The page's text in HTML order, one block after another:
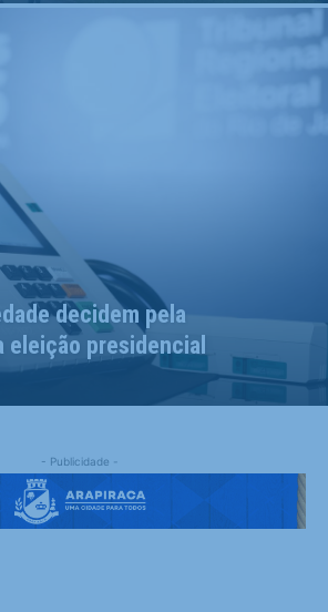
decidem pela
eleição presidencial
- Publicidade -